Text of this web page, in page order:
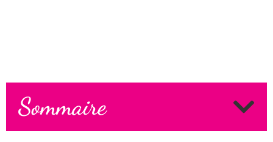
Sommaire